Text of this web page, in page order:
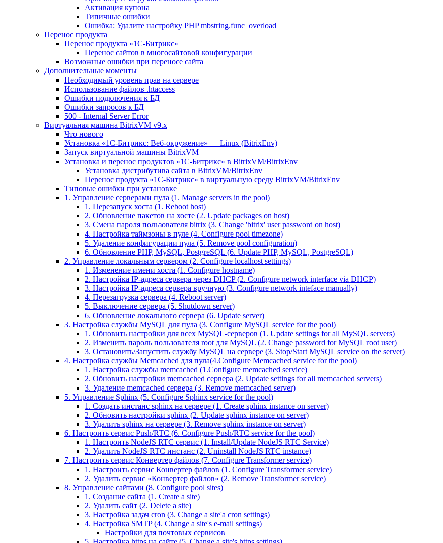
Активация купона
Типичные ошибки
Ошибка: Удалите настройку PHP mbstring.func_overload
Перенос продукта
Перенос продукта «1C-Битрикс»
Перенос сайтов в многосайтовой конфигурации
Возможные ошибки при переносе сайта
Дополнительные моменты
Необходимый уровень прав на сервере
Использование файлов .htaccess
Ошибки подключения к БД
Ошибки запросов к БД
500 - Internal Server Error
Виртуальная машина BitrixVM v9.x
Что нового
Установка «1С-Битрикс: Веб-окружение» — Linux (BitrixEnv)
Запуск виртуальной машины BitrixVM
Установка и перенос продуктов «1С-Битрикс» в BitrixVM/BitrixEnv
Установка дистрибутива сайта в BitrixVM/BitrixEnv
Перенос продукта «1C-Битрикс» в виртуальную среду BitrixVM/BitrixEnv
Типовые ошибки при установке
1. Управление серверами пула (1. Manage servers in the pool)
1. Перезапуск хоста (1. Reboot host)
2. Обновление пакетов на хосте (2. Update packages on host)
3. Смена пароля пользователя bitrix (3. Change 'bitrix' user password on host)
4. Настройка таймзоны в пуле (4. Configure pool timezone)
5. Удаление конфигурации пула (5. Remove pool configuration)
6. Обновление PHP, MySQL, PostgreSQL (6. Update PHP, MySQL, PostgreSQL)
2. Управление локальным сервером (2. Configure localhost settings)
1. Изменение имени хоста (1. Configure hostname)
2. Настройка IP-адреса сервера через DHCP (2. Configure network interface via DHCP)
3. Настройка IP-адреса сервера вручную (3. Configure network inteface manually)
4. Перезагрузка сервера (4. Reboot server)
5. Выключение сервера (5. Shutdown server)
6. Обновление локального сервера (6. Update server)
3. Настройка службы MySQL для пула (3. Configure MySQL service for the pool)
1. Обновить настройки для всех MySQL-серверов (1. Update settings for all MySQL servers)
2. Изменить пароль пользователя root для MySQL (2. Change password for MySQL root user)
3. Остановить/Запустить службу MySQL на сервере (3. Stop/Start MySQL service on the server)
4. Настройка службы Memcached для пула(4.Configure Memcached service for the pool)
1. Настройка службы memcached (1.Configure memcached service)
2. Обновить настройки memcached сервера (2. Update settings for all memcached servers)
3. Удаление memcached сервера (3. Remove memcached server)
5. Управление Sphinx (5. Configure Sphinx service for the pool)
1. Создать инстанс sphinx на сервере (1. Create sphinx instance on server)
2. Обновить настройки sphinx (2. Update sphinx instance on server)
3. Удалить sphinx на сервере (3. Remove sphinx instance on server)
6. Настроить сервис Push/RTC (6. Configure Push/RTC service for the pool)
1. Настроить NodeJS RTC сервис (1. Install/Update NodeJS RTC Service)
2. Удалить NodeJS RTC инстанс (2. Uninstall NodeJS RTC instance)
7. Настроить сервис Конвертер файлов (7. Configure Transformer service)
1. Настроить сервис Конвертер файлов (1. Configure Transformer service)
2. Удалить сервис «Конвертер файлов» (2. Remove Transformer service)
8. Управление сайтами (8. Configure pool sites)
1. Создание сайта (1. Create a site)
2. Удалить сайт (2. Delete a site)
3. Настройка задач cron (3. Change a site'a cron settings)
4. Настройка SMTP (4. Change a site's e-mail settings)
Настройки для почтовых сервисов